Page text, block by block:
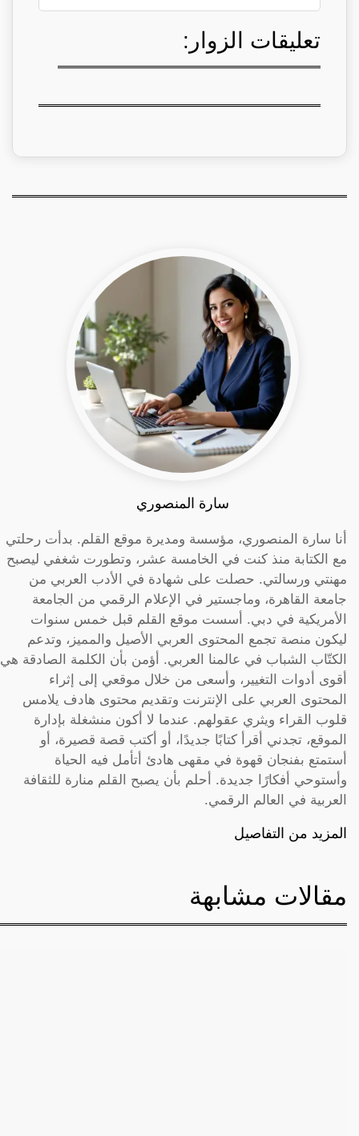
تعليقات الزوار:
سارة المنصوري
أنا سارة المنصوري، مؤسسة ومديرة موقع القلم. بدأت رحلتي
مع الكتابة منذ كنت في الخامسة عشر، وتطورت شغفي ليصبح
مهنتي ورسالتي. حصلت على شهادة في الأدب العربي من
جامعة القاهرة، وماجستير في الإعلام الرقمي من الجامعة
الأمريكية في دبي. أسست موقع القلم قبل خمس سنوات
ليكون منصة تجمع المحتوى العربي الأصيل والمميز، وتدعم
الكتّاب الشباب في عالمنا العربي. أؤمن بأن الكلمة الصادقة هي
أقوى أدوات التغيير، وأسعى من خلال موقعي إلى إثراء
المحتوى العربي على الإنترنت وتقديم محتوى هادف يلامس
قلوب القراء ويثري عقولهم. عندما لا أكون منشغلة بإدارة
الموقع، تجدني أقرأ كتابًا جديدًا، أو أكتب قصة قصيرة، أو
أستمتع بفنجان قهوة في مقهى هادئ أتأمل فيه الحياة
وأستوحي أفكارًا جديدة. أحلم بأن يصبح القلم منارة للثقافة
العربية في العالم الرقمي.
المزيد من التفاصيل
مقالات مشابهة